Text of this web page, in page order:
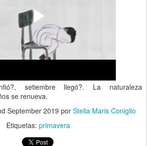
setiembre llegó?. La naturaleza
se renueva.
September 2019 por Stella Maris Coniglio
Etiquetas: primavera